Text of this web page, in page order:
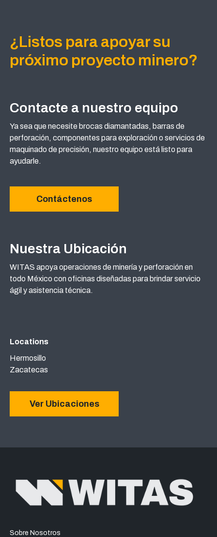
¿Listos para apoyar su
próximo proyecto minero?
Contacte a nuestro equipo
Ya sea que necesite brocas diamantadas, barras de
perforación, componentes para exploración o servicios de
maquinado de precisión, nuestro equipo está listo para
ayudarle.
Contáctenos
Nuestra Ubicación
WITAS apoya operaciones de minería y perforación en
todo México con oficinas diseñadas para brindar servicio
ágil y asistencia técnica.
Locations
Hermosillo
Zacatecas
Ver Ubicaciones
Sobre Nosotros